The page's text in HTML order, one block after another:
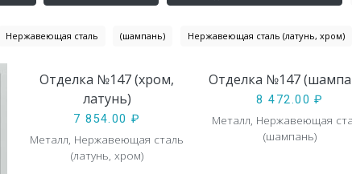
Нержавеющая сталь (шампань) Нержавеющая сталь (латунь, хром)
Отделка №147 (хром,
латунь)
7 854.00₽
Металл, Нержавеющая сталь
(латунь, хром)
Отделка №147
8 472.00₽
Металл, Нержавеющая
(шампань)